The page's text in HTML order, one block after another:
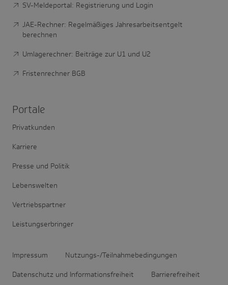
SV-Meldeportal: Registrierung und Login
JAE-Rechner: Regelmäßiges Jahresarbeitsentgelt
berechnen
Umlagerechner: Beiträge zur U1 und U2
Fristenrechner BGB
Portale
Privatkunden
Karriere
Presse und Politik
Lebenswelten
Vertriebspartner
Leistungserbringer
Impressum Nutzungs-/Teilnahmebedingungen
Datenschutz und Informationsfreiheit Barrierefreiheit